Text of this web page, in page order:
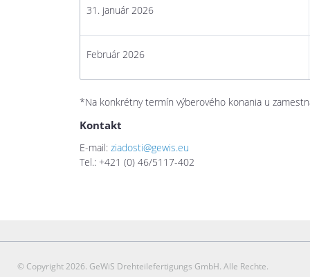
31. január 2026
Február 2026
*Na konkrétny termín výberového konania u
Kontakt
E-mail:ziadosti@gewis.eu
Tel.: +421 (0) 46/5117-402
© Copyright 2026. GeWiS Drehteilefertigungs GmbH. Alle Rechte.